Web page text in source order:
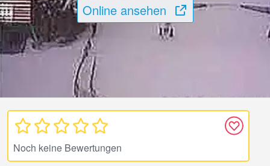
Online ansehen
Noch keine Bewertungen